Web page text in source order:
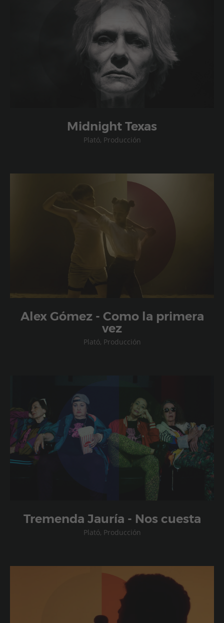
Midnight Texas
Plató, Producción
Alex Gómez - Como la primera
vez
Plató, Producción
Tremenda Jauría - Nos cuesta
Plató, Producción